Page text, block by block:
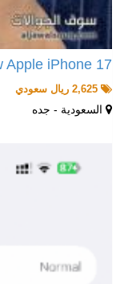
Apple iPhone 17
السعودية - جده